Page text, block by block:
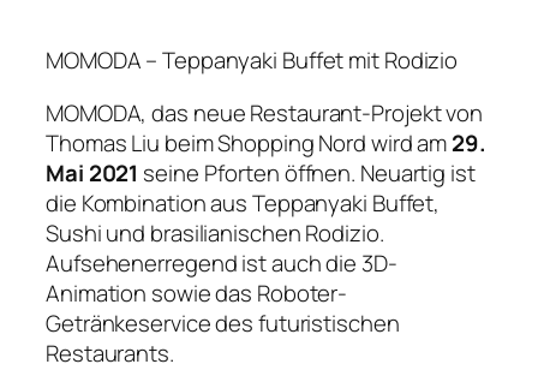
MOMODA – Teppanyaki Buffet mit Rodizio
MOMODA, das neue Restaurant-Projekt von
Thomas Liu beim Shopping Nord wird am29.
Mai 2021 seine Pforten öffnen. Neuartig ist
die Kombination aus Teppanyaki Buffet,
Sushi und brasilianischen Rodizio.
Aufsehenerregend ist auch die 3D-
Animation sowie das Roboter-
Getränkeservice des futuristischen
Restaurants.